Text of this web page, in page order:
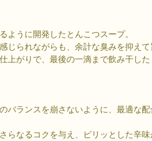
ように開発したとんこつスープ。
じられながらも、余計な臭みを抑え
上がりで、最後の一滴まで飲み干した
バランスを崩さないように、最適な配
らなるコクを与え、ピリッとした辛味